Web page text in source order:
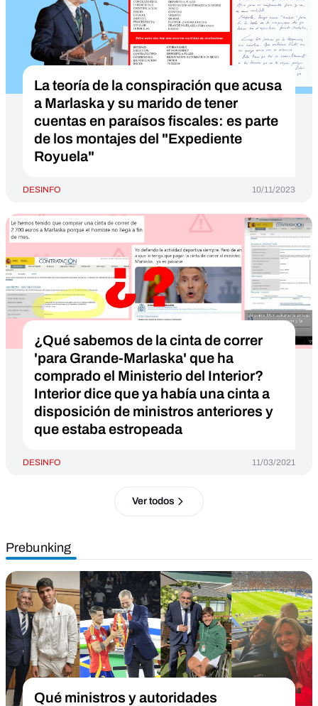
La teoría de la conspiración que acusa
a Marlaska y su marido de tener
cuentas en paraísos fiscales: es parte
de los montajes del "Expediente
Royuela"
DESINFO 10/11/2023
¿Qué sabemos de la cinta de correr
'para Grande-Marlaska' que ha
comprado el Ministerio del Interior?
Interior dice que ya había una cinta a
disposición de ministros anteriores y
que estaba estropeada
DESINFO 11/03/2021
Ver todos
Prebunking
Qué ministros y autoridades